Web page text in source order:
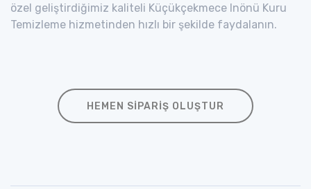
özel geliştirdiğimiz kaliteli Küçükçekmece Inönü Kuru
Temizleme hizmetinden hızlı bir şekilde faydalanın.
HEMEN SIPARIŞ OLUŞTUR